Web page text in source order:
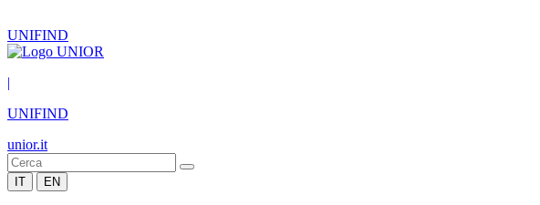
UNIFIND
|
UNIFIND
unior.it
IT EN